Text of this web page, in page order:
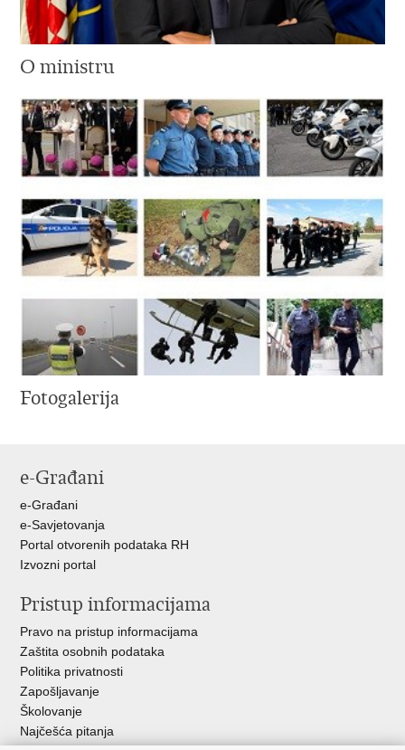
O ministru
Fotogalerija
e-Građani
e-Građani
e-Savjetovanja
Portal otvorenih podataka RH
Izvozni portal
Pristup informacijama
Pravo na pristup informacijama
Zaštita osobnih podataka
Politika privatnosti
Zapošljavanje
Školovanje
Najčešća pitanja